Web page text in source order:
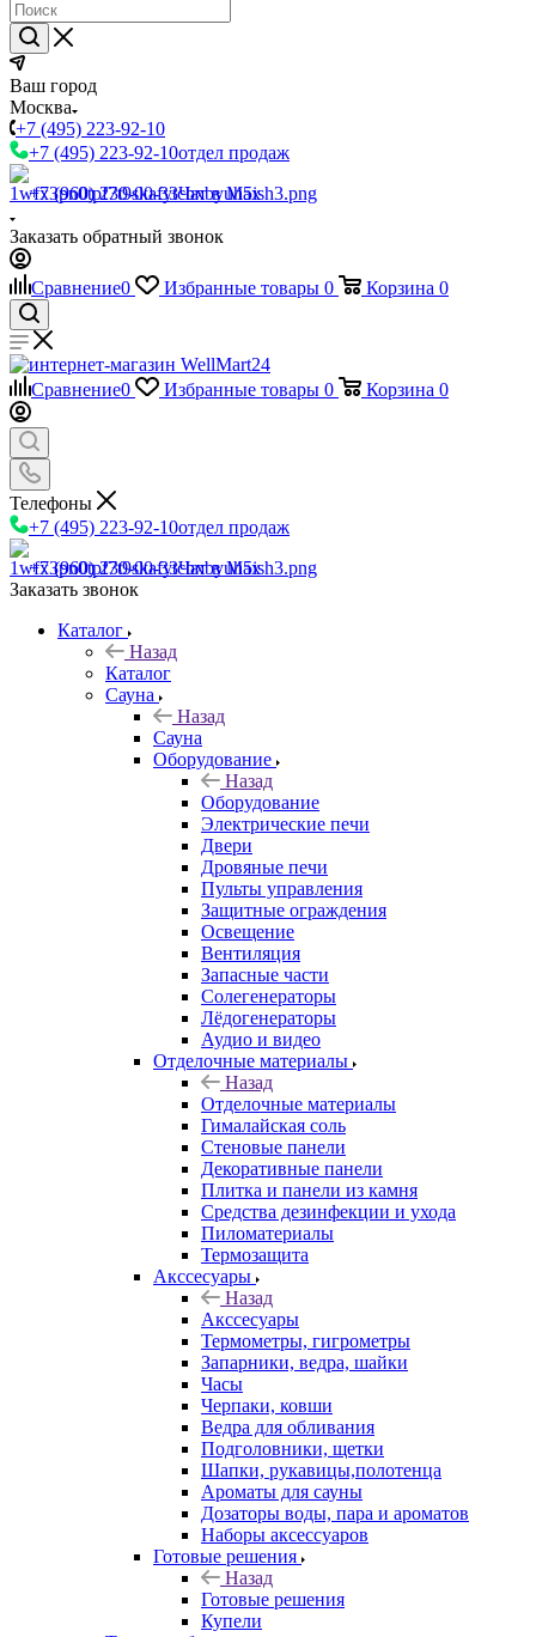
Ваш город
Москва
+7 (495) 223-92-10
+7 (495) 223-92-10отдел продаж
+7 (960) 230-00-33Чат в Max
Заказать обратный звонок
Сравнение0 Избранные товары 0 Корзина 0
Сравнение0 Избранные товары 0 Корзина 0
Телефоны
+7 (495) 223-92-10отдел продаж
+7 (960) 230-00-33Чат в Max
Заказать звонок
Каталог
Назад
Каталог
Сауна
Назад
Сауна
Оборудование
Назад
Оборудование
Электрические печи
Двери
Дровяные печи
Пульты управления
Защитные ограждения
Освещение
Вентиляция
Запасные части
Солегенераторы
Лёдогенераторы
Аудио и видео
Отделочные материалы
Назад
Отделочные материалы
Гималайская соль
Стеновые панели
Декоративные панели
Плитка и панели из камня
Средства дезинфекции и ухода
Пиломатериалы
Термозащита
Аксcесуары
Назад
Аксcесуары
Термометры, гигрометры
Запарники, ведра, шайки
Часы
Черпаки, ковши
Ведра для обливания
Подголовники, щетки
Шапки, рукавицы,полотенца
Ароматы для сауны
Дозаторы воды, пара и ароматов
Наборы аксессуаров
Готовые решения
Назад
Готовые решения
Купели